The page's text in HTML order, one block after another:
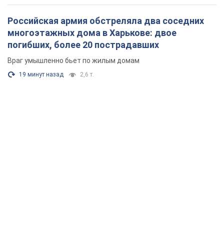
Российская армия обстреляла два соседних
многоэтажных дома в Харькове: двое
погибших, более 20 пострадавших
Враг умышленно бьет по жилым домам
19 минут назад 2,6 т.